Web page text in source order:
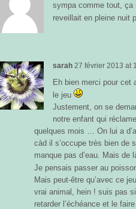
sympa comme tout, ça
reveillait en pleine nuit
sarah 27 février 2013 at
Eh bien merci pour cet
le jeu
Justement, on se
notre enfant qui
quelques mois … On lui a
càd il s’occupe très bien de
manque pas d’eau. Mais
Je pensais passer au
Mais peut-être qu’avec ce
vrai animal, hein ! suis pas
retarder l’échéance et le